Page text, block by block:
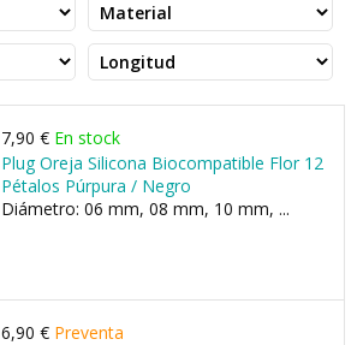
7,90 € En stock
Plug Oreja Silicona Biocompatible Flor 12
Pétalos Púrpura / Negro
Diámetro: 06 mm, 08 mm, 10 mm, ...
6,90 € Preventa